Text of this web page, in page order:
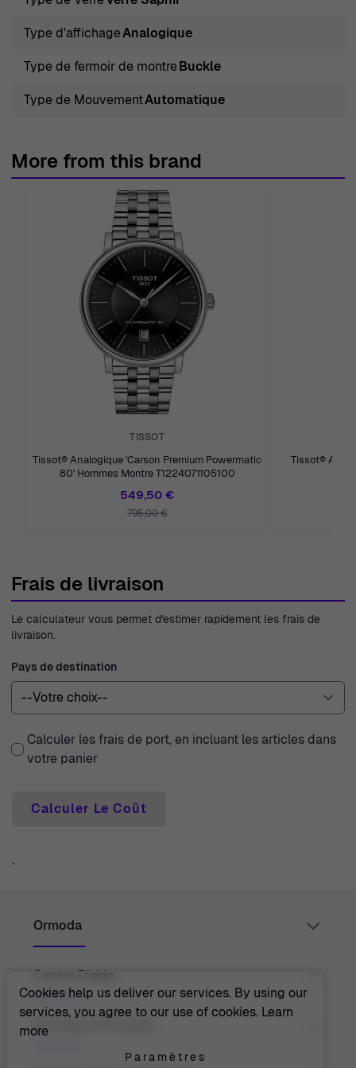
Type d'affichageAnalogique
Type de fermoir de montreBuckle
Type de MouvementAutomatique
More from this brand
TISSOT
Tissot® Analogique 'Carson Premium Powermatic
80' Hommes Montre T1224071105100
549,50 €
795,00 €
Tissot®
Frais de livraison
Le calculateur vous permet d'estimer rapidement les frais de
livraison.
Pays de destination
Calculer les frais de port, en incluant les articles dans
votre panier
Calculer Le Coût
`
Ormoda
Juul Grietensstraat 9/11, 2140 Antwerp, Belgium
support@ormoda.com
Du lundi au jeudi entre 9h30 et 18h00 (CET)
Vendredi entre 09h30 et 13h00 (CET)
Centre D'aide
Centre D'aide
À Propos D'Ormoda
Cookies help us deliver our services. By using our
services, you agree to our use of cookies. Learn
more
Paramètres